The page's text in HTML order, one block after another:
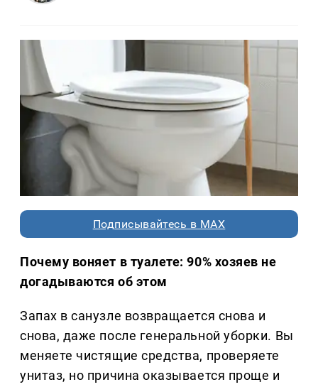
Подписывайтесь в MAX
Почему воняет в туалете: 90% хозяев не
догадываются об этом
Запах в санузле возвращается снова и
снова, даже после генеральной уборки. Вы
меняете чистящие средства, проверяете
унитаз, но причина оказывается проще и